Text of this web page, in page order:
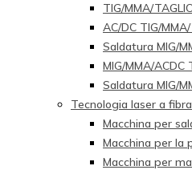
TIG/MMA/
AC/DC TIG/
Saldatura MIG/
MIG/MMA/ACDC
Saldatura MIG/
Tecnologia laser a fibra
Macchina per
Macchina per la
Macchina per